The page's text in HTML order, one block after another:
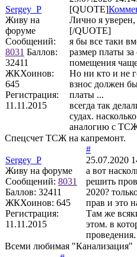
Sergey_P
Живу на
форуме
Сообщений:
8031 Баллов:
32411
ЖКХоинов:
645
Регистрация:
11.11.2015
[QUOTE]
Лично я уверен,
[/QUOTE]
я бы все таки
размер платы
помещения
Но ни кто и не
взнос должен
платы ...
всегда так
судах.
аналогию с
Спецсчет ТСЖ на капремонт.
Sergey_P
Живу на форуме
Сообщений: 8031
Баллов: 32411
ЖКХоинов: 645
Регистрация:
11.11.2015
#
25.07.2020
а вот
решить
2020?
прав и это
Там же
этом. в
проведения.
Всеми любимая "Канализация"